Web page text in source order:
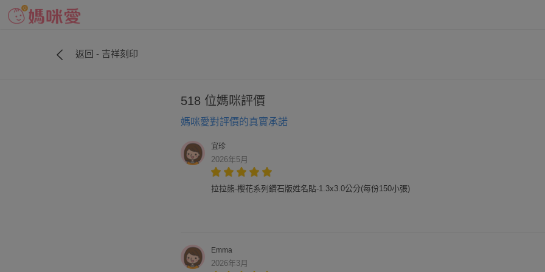
返回 - 吉祥刻印
518 位媽咪評價
媽咪愛對評價的真實承諾
宜珍
2026年5月
拉拉熊-櫻花系列鑽石版姓名貼-1.3x3.0公分(每份150小張)
Emma
2026年3月